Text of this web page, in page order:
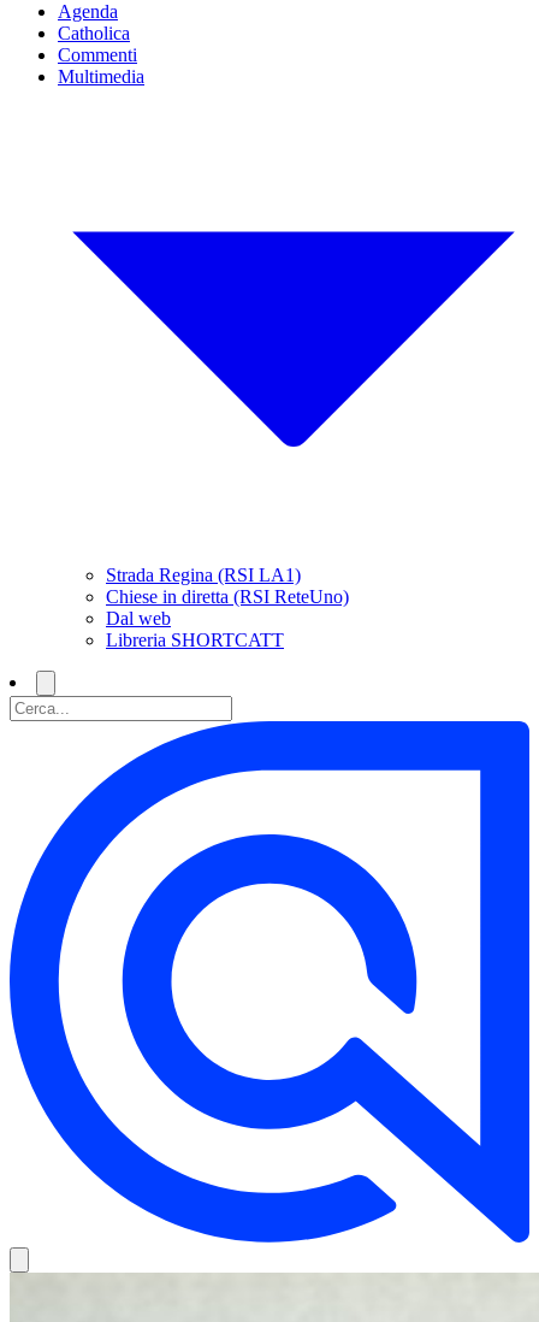
Agenda
Catholica
Commenti
Multimedia
Strada Regina (RSI LA1)
Chiese in diretta (RSI ReteUno)
Dal web
Libreria SHORTCATT